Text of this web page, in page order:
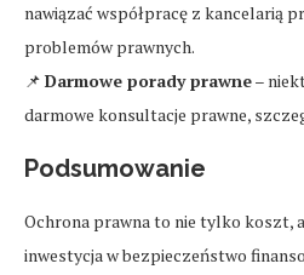
nawiązać współpracę z kancelarią
problemów prawnych.
📌 Darmowe porady prawne–
darmowe konsultacje prawne,
Podsumowanie
Ochrona prawna to nie tylko koszt,
inwestycja w bezpieczeństwo